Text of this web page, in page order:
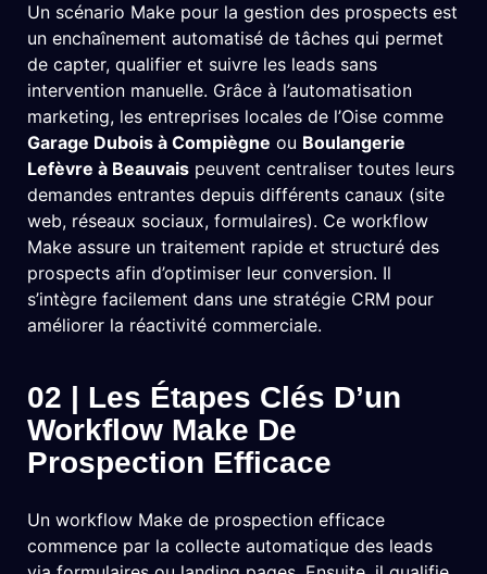
Un scénario Make pour la gestion des prospects est
un enchaînement automatisé de tâches qui permet
de capter, qualifier et suivre les leads sans
intervention manuelle. Grâce à l’automatisation
marketing, les entreprises locales de l’Oise comme
Garage Dubois à Compiègne ou Boulangerie
Lefèvre à Beauvais peuvent centraliser toutes leurs
demandes entrantes depuis différents canaux (site
web, réseaux sociaux, formulaires). Ce workflow
Make assure un traitement rapide et structuré des
prospects afin d’optimiser leur conversion. Il
s’intègre facilement dans une stratégie CRM pour
améliorer la réactivité commerciale.
02 | Les Étapes Clés D’un
Workflow Make De
Prospection Efficace
Un workflow Make de prospection efficace
commence par la collecte automatique des leads